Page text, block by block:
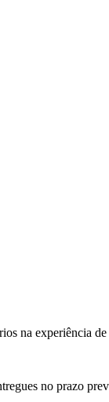
na experiência
no prazo